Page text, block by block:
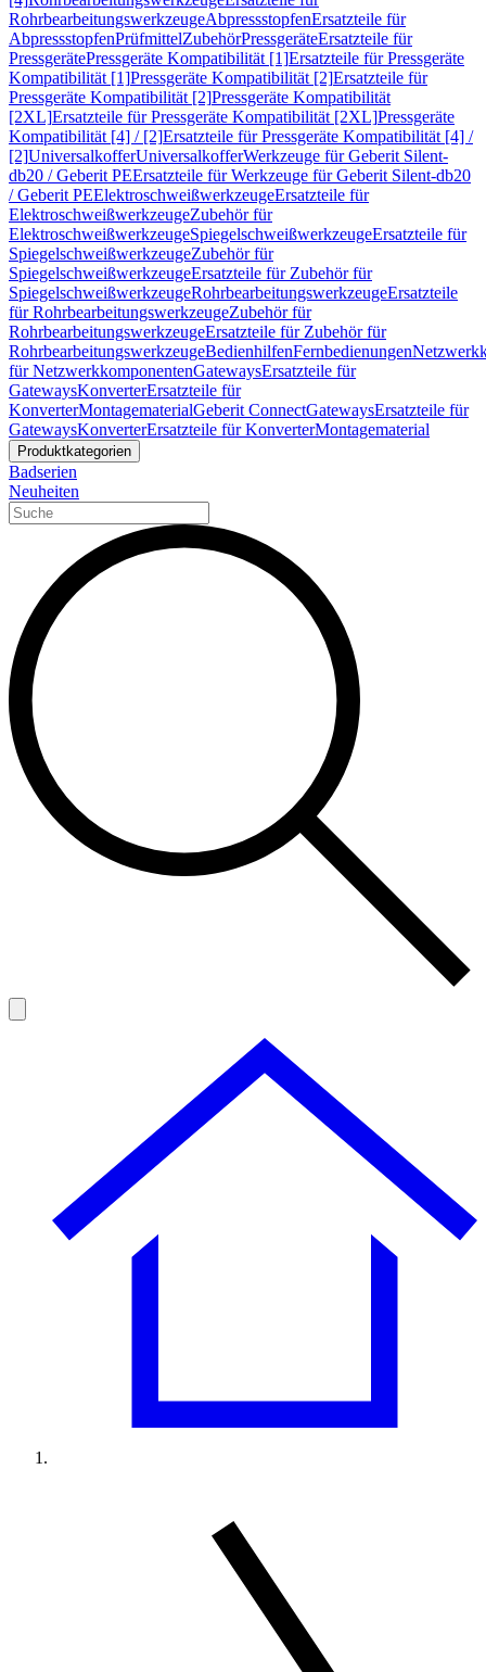
RohrbearbeitungswerkzeugeAbpressstopfenErsatzteile für
AbpressstopfenPrüfmittelZubehörPressgeräteErsatzteile für
PressgerätePressgeräte Kompatibilität [1]Ersatzteile für Pressgeräte
Kompatibilität [1]Pressgeräte Kompatibilität [2]Ersatzteile für
Pressgeräte Kompatibilität [2]Pressgeräte Kompatibilität
[2XL]Ersatzteile für Pressgeräte Kompatibilität [2XL]Pressgeräte
Kompatibilität [4] / [2]Ersatzteile für Pressgeräte Kompatibilität [4] /
[2]UniversalkofferUniversalkofferWerkzeuge für Geberit Silent-
db20 / Geberit PEErsatzteile für Werkzeuge für Geberit Silent-db20
/ Geberit PEElektroschweißwerkzeugeErsatzteile für
ElektroschweißwerkzeugeZubehör für
ElektroschweißwerkzeugeSpiegelschweißwerkzeugeErsatzteile für
SpiegelschweißwerkzeugeZubehör für
SpiegelschweißwerkzeugeErsatzteile für Zubehör für
SpiegelschweißwerkzeugeRohrbearbeitungswerkzeugeErsatzteile
für RohrbearbeitungswerkzeugeZubehör für
RohrbearbeitungswerkzeugeErsatzteile für Zubehör für
RohrbearbeitungswerkzeugeBedienhilfenFernbedienungen
für NetzwerkkomponentenGatewaysErsatzteile für
GatewaysKonverterErsatzteile für
KonverterMontagematerialGeberit ConnectGatewaysErsatzteile für
GatewaysKonverterErsatzteile für KonverterMontagematerial
Produktkategorien
Badserien
Neuheiten